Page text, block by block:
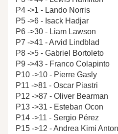
P4 ->1 - Lando Norris
P5 ->6 - Isack Hadjar
P6 ->30 - Liam Lawson
P7 ->41 - Arvid Lindblad
P8 ->5 - Gabriel Bortoleto
P9 ->43 - Franco Colapinto
P10 ->10 - Pierre Gasly
P11 ->81 - Oscar Piastri
P12 ->87 - Oliver Bearman
P13 ->31 - Esteban Ocon
P14 ->11 - Sergio Pérez
P15 ->12 - Andrea Kimi